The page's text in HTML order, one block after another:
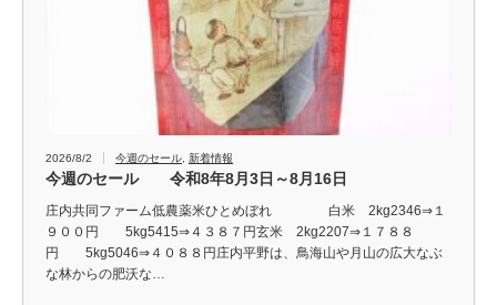
2026/8/2 今週のセール 新着情報
今週のセール 令和8年8月3日～8月16日
庄内共同ファーム低農薬米ひとめぼれ 白米 2kg2346⇒１
９００円 5kg5415⇒４３８７円玄米 2kg2207⇒１７８８
円 5kg5046⇒４０８８円庄内平野は、鳥海山や月山の広大なぶ
な林からの肥沃な…